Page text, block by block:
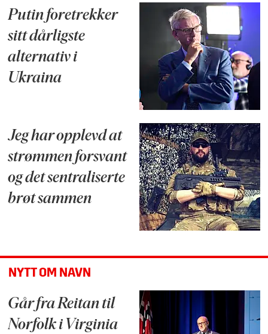
Putin foretrekker
sitt dårligste
alternativ i
Ukraina
Jeg har opplevd at
strømmen forsvant
og det sentraliserte
brøt sammen
NYTT OM NAVN
Går fra Reitan til
Norfolk i Virginia